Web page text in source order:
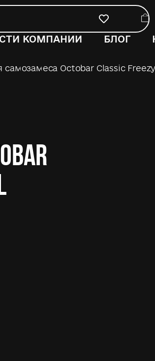
КОМПАНИИ БЛОГ
самозамеса Octobar Classic